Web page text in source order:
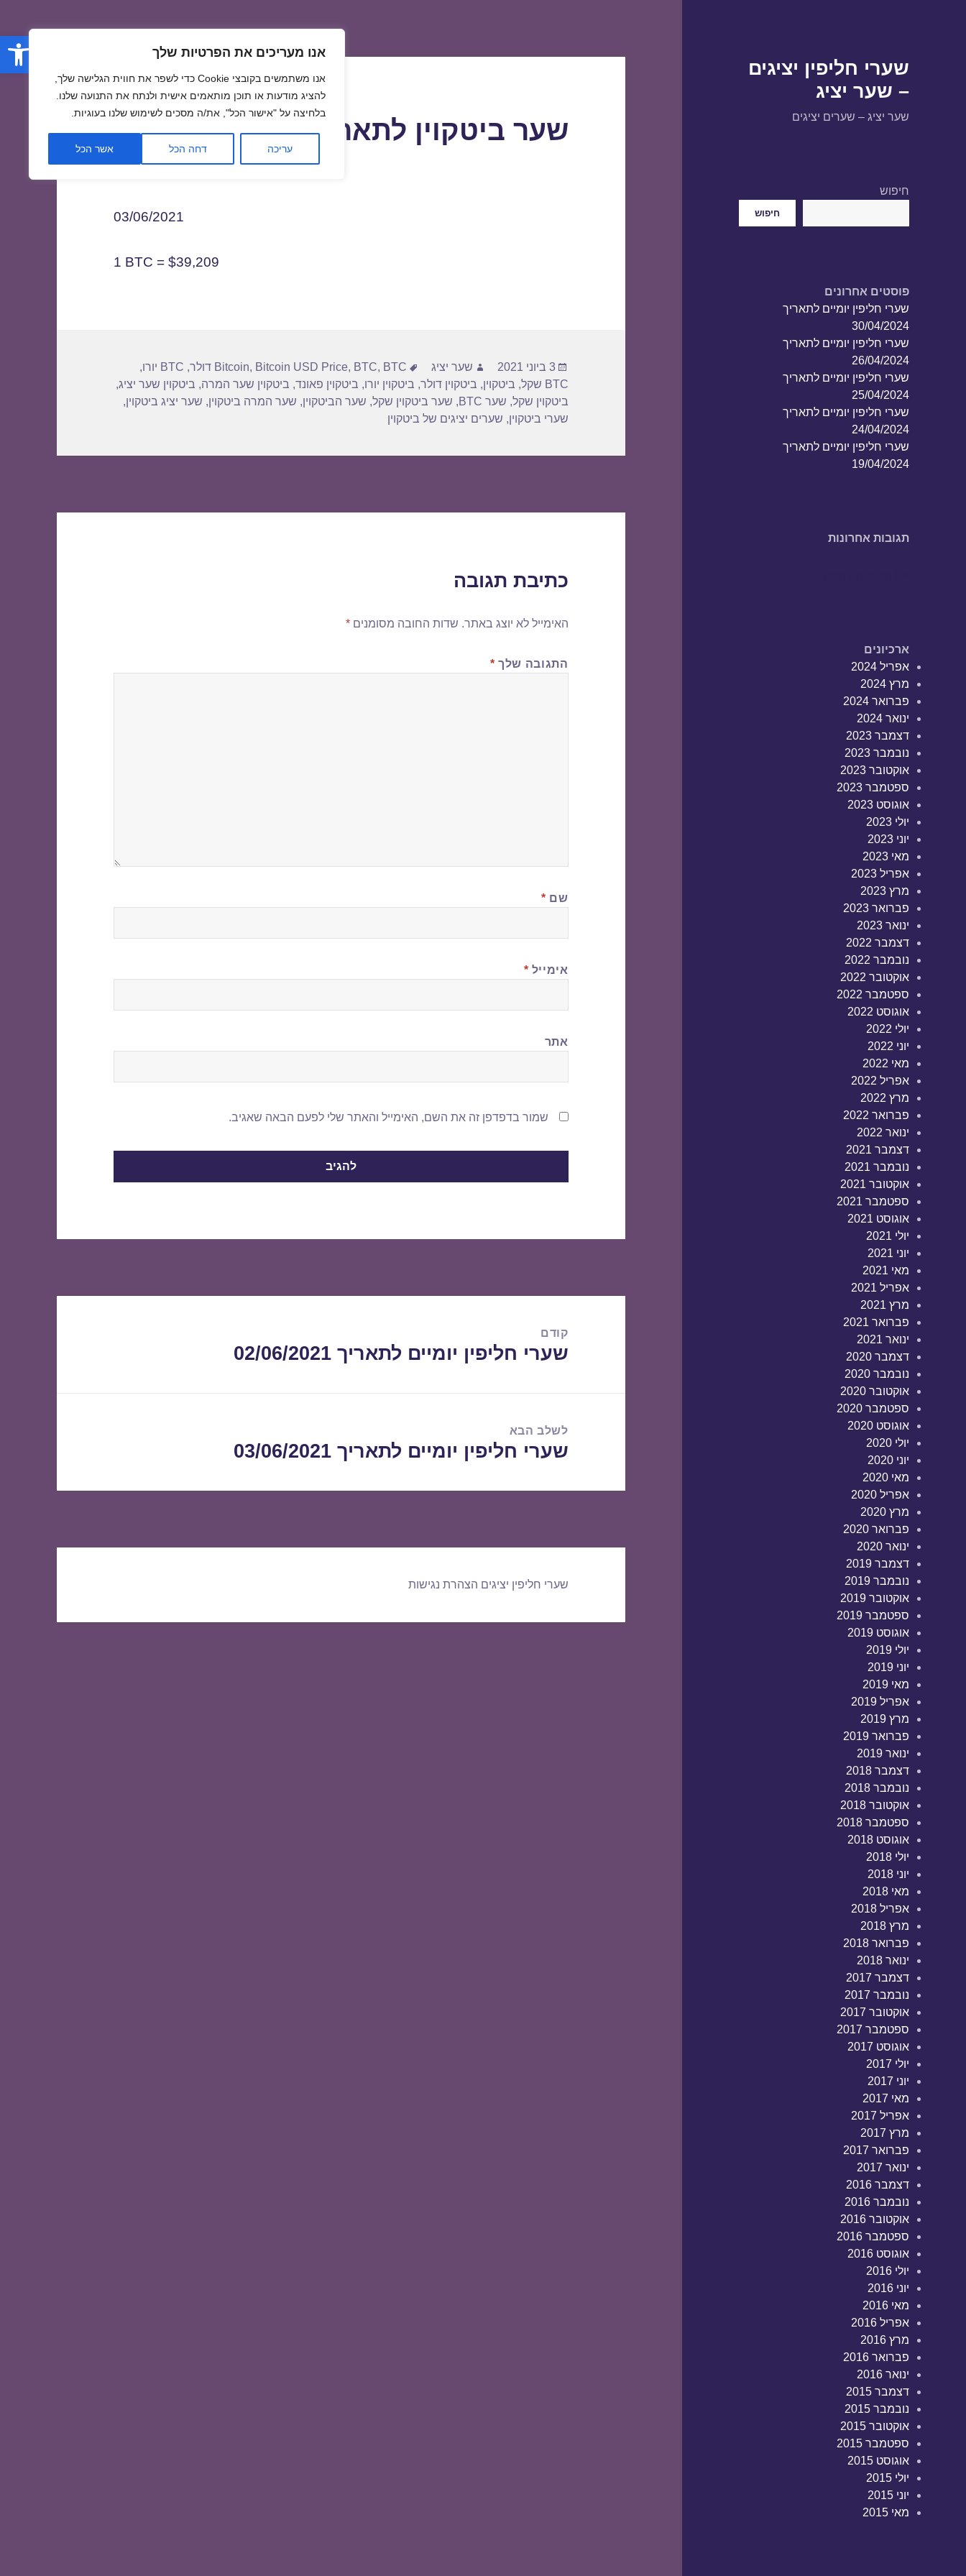
פתח אנו מעריכים את הפרטיות שלך
אנו משתמשים בקובצי Cookie כדי לשפר את חווית הגלישה שלך,
להציג מודעות או תוכן מותאמים אישית ולנתח את התנועה שלנו.
בלחיצה על "אישור הכל", את/ה מסכים לשימוש שלנו בעוגיות.
עריכה דחה הכל אשר הכל
שערי חליפין יציגים
– שער יציג
שער יציג – שערים יציגים
חיפוש
חיפוש
פוסטים אחרונים
שערי חליפין יומיים לתאריך
30/04/2024
שערי חליפין יומיים לתאריך
26/04/2024
שערי חליפין יומיים לתאריך
25/04/2024
שערי חליפין יומיים לתאריך
24/04/2024
שערי חליפין יומיים לתאריך
19/04/2024
תגובות אחרונות
ארכיונים
אפריל 2024
מרץ 2024
פברואר 2024
ינואר 2024
דצמבר 2023
נובמבר 2023
אוקטובר 2023
ספטמבר 2023
אוגוסט 2023
יולי 2023
יוני 2023
מאי 2023
אפריל 2023
מרץ 2023
פברואר 2023
ינואר 2023
דצמבר 2022
נובמבר 2022
אוקטובר 2022
ספטמבר 2022
אוגוסט 2022
יולי 2022
יוני 2022
מאי 2022
אפריל 2022
מרץ 2022
פברואר 2022
ינואר 2022
דצמבר 2021
נובמבר 2021
אוקטובר 2021
ספטמבר 2021
אוגוסט 2021
יולי 2021
יוני 2021
מאי 2021
אפריל 2021
מרץ 2021
פברואר 2021
ינואר 2021
דצמבר 2020
נובמבר 2020
אוקטובר 2020
ספטמבר 2020
אוגוסט 2020
יולי 2020
יוני 2020
מאי 2020
אפריל 2020
מרץ 2020
פברואר 2020
ינואר 2020
דצמבר 2019
נובמבר 2019
אוקטובר 2019
ספטמבר 2019
אוגוסט 2019
יולי 2019
יוני 2019
מאי 2019
אפריל 2019
מרץ 2019
פברואר 2019
ינואר 2019
דצמבר 2018
נובמבר 2018
אוקטובר 2018
ספטמבר 2018
אוגוסט 2018
יולי 2018
יוני 2018
מאי 2018
אפריל 2018
מרץ 2018
פברואר 2018
ינואר 2018
דצמבר 2017
נובמבר 2017
אוקטובר 2017
ספטמבר 2017
אוגוסט 2017
יולי 2017
יוני 2017
מאי 2017
אפריל 2017
מרץ 2017
פברואר 2017
ינואר 2017
דצמבר 2016
נובמבר 2016
אוקטובר 2016
ספטמבר 2016
אוגוסט 2016
יולי 2016
יוני 2016
מאי 2016
אפריל 2016
מרץ 2016
פברואר 2016
ינואר 2016
דצמבר 2015
נובמבר 2015
אוקטובר 2015
ספטמבר 2015
אוגוסט 2015
יולי 2015
יוני 2015
מאי 2015
שער ביטקוין לתאריך 03/06/2021
03/06/2021
1 BTC = $39,209
פורסם
בתאריך
3 ביוני 2021 מחבר
שער יציג תגיות Bitcoin, Bitcoin USD Price, BTC, BTC דולר , BTC יורו
,
BTC שקל
, ביטקוין, ביטקוין דולר, ביטקוין יורו, ביטקוין פאונד, ביטקוין שער המרה, ביטקוין שער יציג,
ביטקוין שקל, שער BTC , שער ביטקוין שקל, שער הביטקוין, שער המרה ביטקוין, שער יציג ביטקוין,
שערי ביטקוין, שערים יציגים של ביטקוין
כתיבת תגובה
האימייל לא יוצג באתר. שדות החובה מסומנים*
התגובה שלך *
שם *
אימייל *
אתר
שמור בדפדפן זה את השם, האימייל והאתר שלי לפעם הבאה שאגיב.
קודם
הפוסט
שערי חליפין יומיים לתאריך 02/06/2021
לשלב הבא
הפוסט
שערי חליפין יומיים לתאריך 03/06/2021
שערי חליפין יציגים הצהרת נגישות